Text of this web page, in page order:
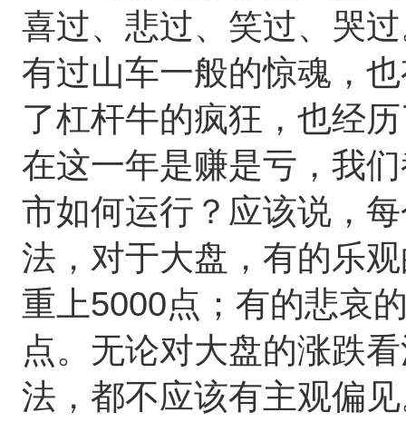
喜过、悲过、笑过、哭
有过山车一般的惊魂，
了杠杆牛的疯狂，也经
在这一年是赚是亏，我
市如何运行？应该说，
法，对于大盘，有的乐
重上5000点；有的悲哀
点。无论对大盘的涨跌
法，都不应该有主观偏